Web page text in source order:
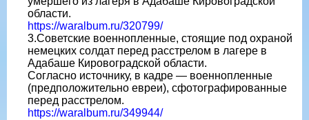
области.
https://waralbum.ru/320799/
3.Советские военнопленные, стоящие под охраной
немецких солдат перед расстрелом в лагере в
Адабаше Кировоградской области.
Согласно источнику, в кадре — военнопленные
(предположительно евреи), сфотографированные
перед расстрелом.
https://waralbum.ru/349944/